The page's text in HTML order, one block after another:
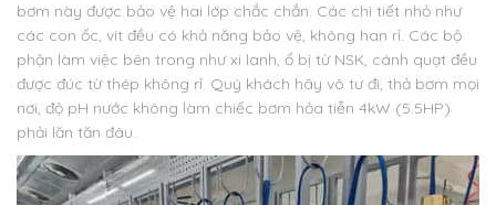
bơm này được bảo vệ hai lớp chắc chắn. Các chi tiết nhỏ như
các con ốc, vít đều có khả năng bảo vệ, không han rỉ. Các bộ
phận làm việc bên trong như xi lanh, ổ bị từ NSK, cánh quạt đều
được đúc từ thép không rỉ. Quý khách hãy vô tư đi, thả bơm mọi
nơi, độ pH nước không làm chiếc bơm hỏa tiễn 4kW (5.5HP)
phải lăn tăn đâu.